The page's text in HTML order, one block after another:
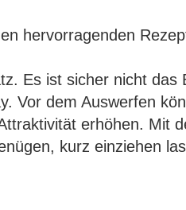
hervorragenden
Es ist sicher nicht das
Vor dem Auswerfen
erhöhen. Mit
kurz einziehen